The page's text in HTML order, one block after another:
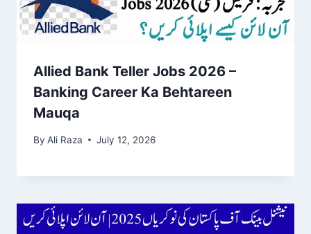
Allied Bank Teller Jobs 2026 –
Banking Career Ka Behtareen
Mauqa
By Ali Raza July 12, 2026